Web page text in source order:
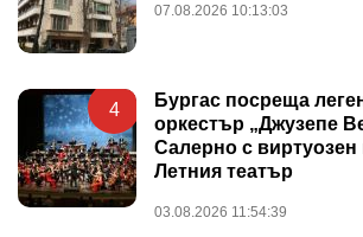
07.08.2026 10:13:03
4
Бургас посреща
оркестър „Джузепе
Салерно с виртуозен
Летния театър
03.08.2026 11:54:39